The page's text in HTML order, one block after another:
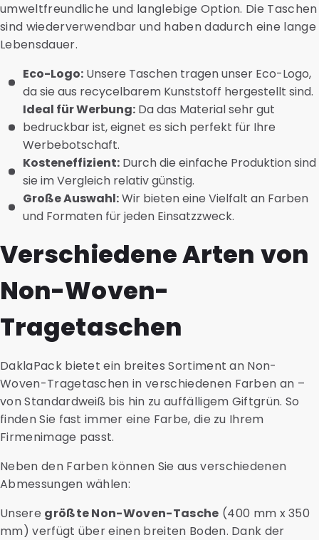
umweltfreundliche und langlebige Option. Die Taschen
sind wiederverwendbar und haben dadurch eine lange
Lebensdauer.
Eco-Logo: Unsere Taschen tragen unser Eco-Logo,
da sie aus recycelbarem Kunststoff hergestellt sind.
Ideal für Werbung: Da das Material sehr gut
bedruckbar ist, eignet es sich perfekt für Ihre
Werbebotschaft.
Kosteneffizient: Durch die einfache Produktion sind
sie im Vergleich relativ günstig.
Große Auswahl:Wir bieten eine Vielfalt an Farben
und Formaten für jeden Einsatzzweck.
Verschiedene Arten von
Non-Woven-
Tragetaschen
DaklaPack bietet ein breites Sortiment an Non-
Woven-Tragetaschen in verschiedenen Farben an –
von Standardweiß bis hin zu auffälligem Giftgrün. So
finden Sie fast immer eine Farbe, die zu Ihrem
Firmenimage passt.
Neben den Farben können Sie aus verschiedenen
Abmessungen wählen:
Unsere größte Non-Woven-Tasche (400 mm x 350
mm) verfügt über einen breiten Boden. Dank der